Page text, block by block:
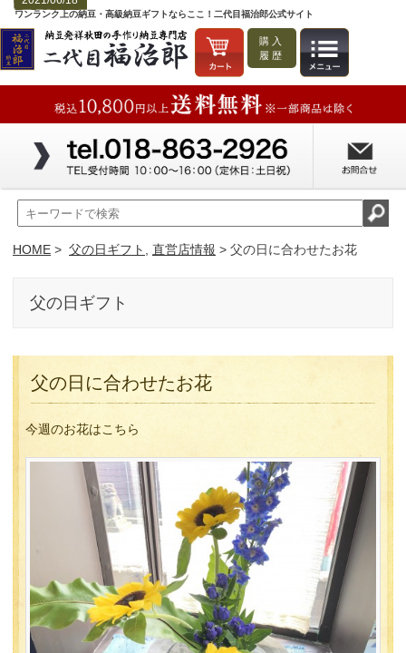
ワンランク上の納豆・高級納豆ギフトならここ！二代目福治郎公式サイト
購入
履歴
HOME > 父の日ギフト 直営店情報 > 父の日に合わせたお花
父の日ギフト
父の日に合わせたお花
今週のお花はこちら